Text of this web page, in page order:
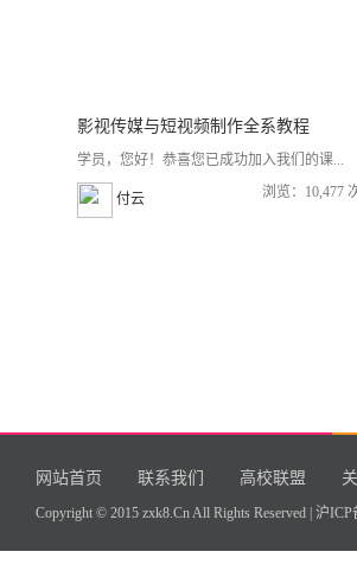
影视传媒与短视频制作全系教程
学员，您好！恭喜您已成功加入我们的课...
付云 浏览：10,477
网站首页 联系我们 高校联盟
Copyright © 2015 zxk8.Cn All Rights Reserved | 沪ICP